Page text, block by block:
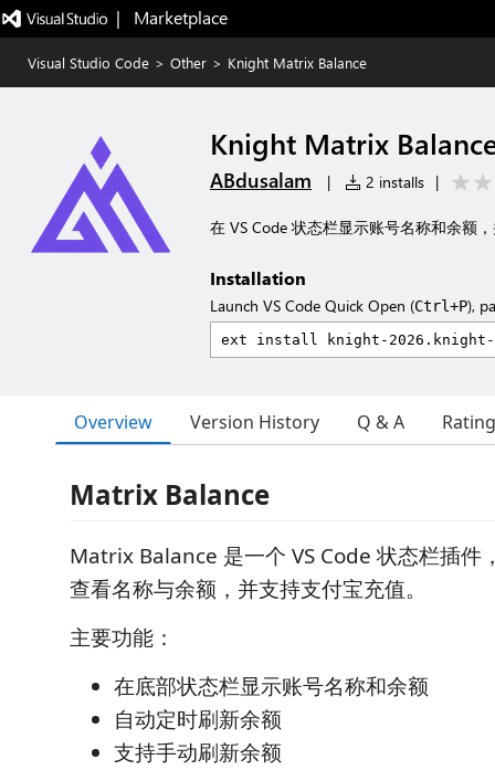
|   Marketplace
Visual Studio Code > Other > Knight Matrix Balance
Knight Matrix
ABdusalam | 2 installs |
在 VS Code 状态栏显示账号名称和余额
Installation
Launch VS Code Quick Open (Ctrl+P),
Overview Version History Q & A
Matrix Balance
Matrix Balance 是一个 VS Code 状态栏插件
查看名称与余额，并支持支付宝充值。
主要功能：
在底部状态栏显示账号名称和余额
自动定时刷新余额
支持手动刷新余额